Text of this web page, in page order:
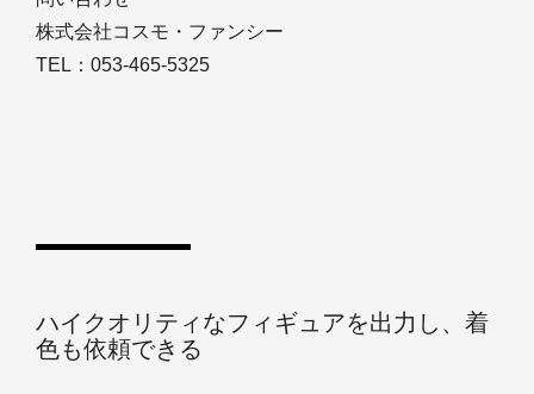
株式会社コスモ・ファンシー
TEL：053-465-5325
ハイクオリティなフィギュアを出力し、着
色も依頼できる